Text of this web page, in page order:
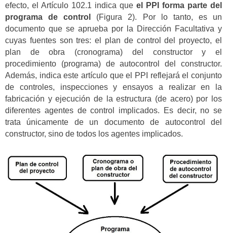
efecto, el Artículo 102.1 indica que el PPI forma parte del
programa de control
(Figura 2). Por lo tanto, es un
documento que se aprueba por la Dirección Facultativa y
cuyas fuentes son tres: el plan de control del proyecto, el
plan de obra (cronograma) del constructor y el
procedimiento (programa) de autocontrol del constructor.
Además, indica este artículo que el PPI reflejará el conjunto
de controles, inspecciones y ensayos a realizar en la
fabricación y ejecución de la estructura (de acero) por los
diferentes agentes de control implicados. Es decir, no se
trata únicamente de un documento de autocontrol del
constructor, sino de todos los agentes implicados.